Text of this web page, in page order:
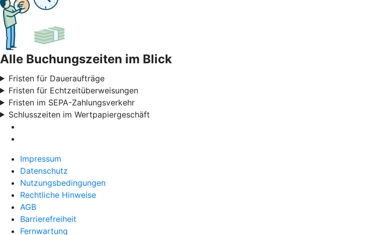
Alle Buchungszeiten im Blick
Fristen für Daueraufträge
Fristen für Echtzeitüberweisungen
Fristen im SEPA-Zahlungsverkehr
Schlusszeiten im Wertpapiergeschäft
Impressum
Datenschutz
Nutzungsbedingungen
Rechtliche Hinweise
AGB
Barrierefreiheit
Fernwartung